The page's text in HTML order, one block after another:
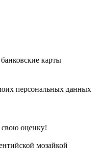
карты
персональных данных
свою оценку!
мозайкой